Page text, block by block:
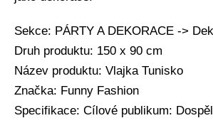
Sekce: PÁRTY A DEKORACE ->
Druh produktu: 150 x 90 cm
Název produktu: Vlajka Tunisko
Značka: Funny Fashion
Specifikace: Cílové publikum: